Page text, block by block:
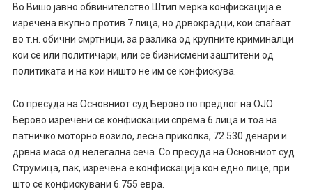
Во Вишо јавно обвинителство Штип мерка конфискација е
изречена вкупно против 7 лица, но дрвокрадци, кои спаѓаат
во т.н. обични смртници, за разлика од крупните криминалци
кои се или политичари, или се бизнисмени заштитени од
политиката и на кои ништо не им се конфискува.
Со пресуда на Основниот суд Берово по предлог на ОЈО
Берово изречени се конфискации спрема 6 лица и тоа на
патничко моторно возило, лесна приколка, 72.530 денари и
дрвна маса од нелегална сеча. Со пресуда на Основниот суд
Струмица, пак, изречена е конфискација кон едно лице, при
што се конфискувани 6.755 евра.